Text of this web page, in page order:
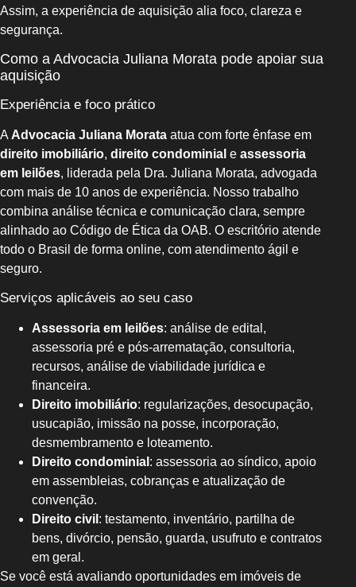
Assim, a experiência de aquisição alia foco, clareza e
segurança.
Como a Advocacia Juliana Morata pode apoiar sua
aquisição
Experiência e foco prático
AAdvocacia Juliana Morata atua com forte ênfase em
direito imobiliário, direito condominial e assessoria
em leilões, liderada pela Dra. Juliana Morata, advogada
com mais de 10 anos de experiência. Nosso trabalho
combina análise técnica e comunicação clara, sempre
alinhado ao Código de Ética da OAB. O escritório atende
todo o Brasil de forma online, com atendimento ágil e
seguro.
Serviços aplicáveis ao seu caso
Assessoria em leilões: análise de edital,
assessoria pré e pós-arrematação, consultoria,
recursos, análise de viabilidade jurídica e
financeira.
Direito imobiliário: regularizações, desocupação,
usucapião, imissão na posse, incorporação,
desmembramento e loteamento.
Direito condominial : assessoria ao síndico, apoio
em assembleias, cobranças e atualização de
convenção.
Direito civil : testamento, inventário, partilha de
bens, divórcio, pensão, guarda, usufruto e contratos
em geral.
Se você está avaliando oportunidades em imóveis de